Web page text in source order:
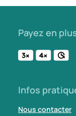
Payez en
Infos
Nous contacter